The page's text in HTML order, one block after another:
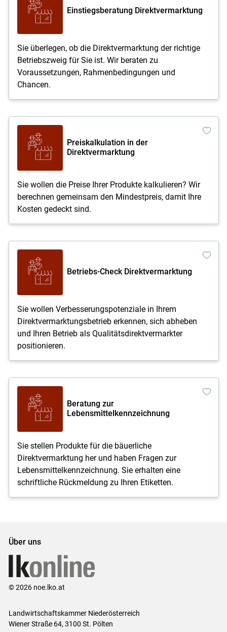
Einstiegsberatung Direktvermarktung
Sie überlegen, ob die Direktvermarktung der richtige
Betriebszweig für Sie ist. Wir beraten zu
Voraussetzungen, Rahmenbedingungen und
Chancen.
Preiskalkulation in der
Direktvermarktung
Sie wollen die Preise Ihrer Produkte kalkulieren? Wir
berechnen gemeinsam den Mindestpreis, damit Ihre
Kosten gedeckt sind.
Betriebs-Check Direktvermarktung
Sie wollen Verbesserungspotenziale in Ihrem
Direktvermarktungsbetrieb erkennen, sich abheben
und Ihren Betrieb als Qualitätsdirektvermarkter
positionieren.
Beratung zur
Lebensmittelkennzeichnung
Sie stellen Produkte für die bäuerliche
Direktvermarktung her und haben Fragen zur
Lebensmittelkennzeichnung. Sie erhalten eine
schriftliche Rückmeldung zu Ihren Etiketten.
Über uns
© 2026 noe.lko.at
Landwirtschaftskammer Niederösterreich
Wiener Straße 64, 3100 St. Pölten